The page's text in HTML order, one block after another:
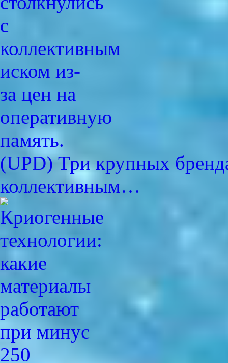
(UPD) Три крупных
коллективным…